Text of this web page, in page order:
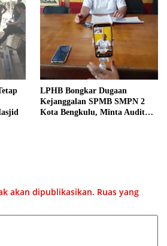
LPHB Bongkar Dugaan
Kejanggalan SPMB SMPN 2
Kota Bengkulu, Minta Audit
akan dipublikasikan. Ruas yang